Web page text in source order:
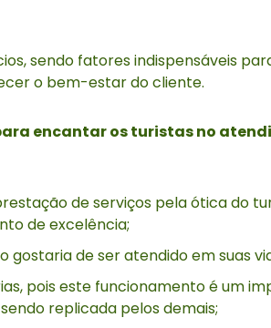
sendo fatores indispensáveis
o bem-estar do cliente.
encantar os turistas no
de serviços pela ótica do
de excelência;
de ser atendido em suas
pois este funcionamento é um
replicada pelos demais;